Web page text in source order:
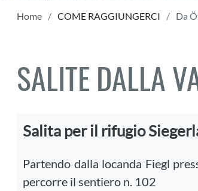
Home COME RAGGIUNGERCI Da
SALITE DALLA
Salita per il rifugio
Partendo dalla locanda Fiegl
percorre il sentiero n. 102